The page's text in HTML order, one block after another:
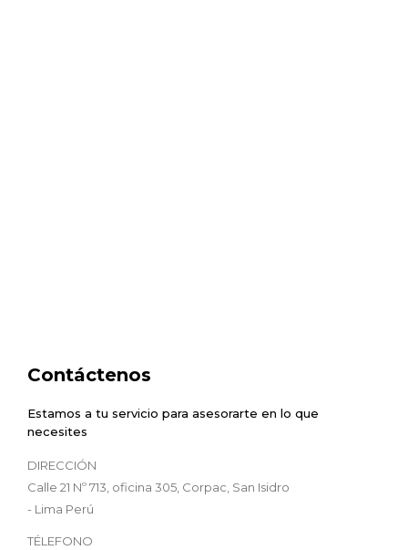
Contáctenos
Estamos a tu servicio para asesorarte en lo que
necesites
DIRECCIÓN
Calle 21 Nº 713, oficina 305, Corpac, San Isidro
- Lima Perú
TÉLEFONO